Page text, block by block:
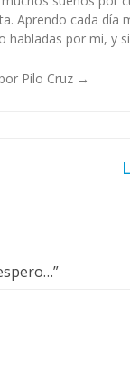
Aprendo cada
habladas por mi, y
Pilo Cruz →
”